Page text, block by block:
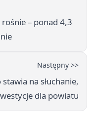
– ponad 4,3
Następny >>
na słuchanie,
dla powiatu